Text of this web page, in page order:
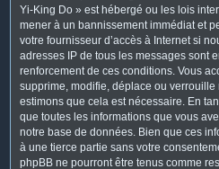
Yi-King Do » est hébergé ou les lois
mener à un bannissement immédiat et
votre fournisseur d’accès à Internet si
adresses IP de tous les messages sont
renforcement de ces conditions. Vous
supprime, modifie, déplace ou
estimons que cela est nécessaire. En
que toutes les informations que vous
notre base de données. Bien que ces
à une tierce partie sans votre
phpBB ne pourront être tenus comme